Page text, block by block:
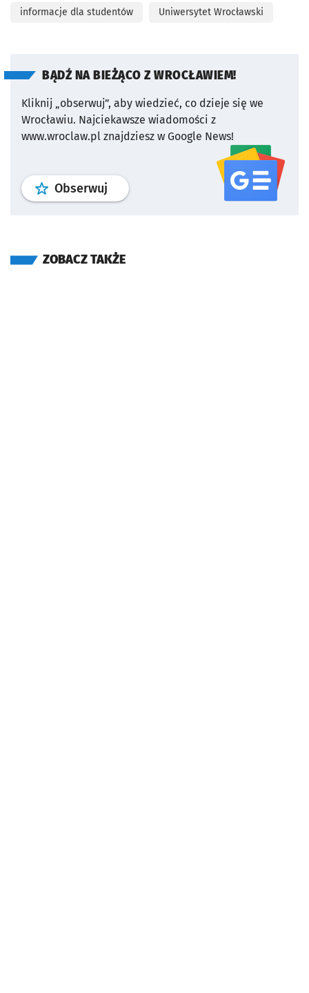
informacje dla studentów Uniwersytet Wrocławski
BĄDŹ NA BIEŻĄCO Z WROCŁAWIEM!
Kliknij „obserwuj”, aby wiedzieć, co dzieje się we
Wrocławiu. Najciekawsze wiadomości z
www.wroclaw.pl znajdziesz w Google News!
Obserwuj profil serwisu
ZOBACZ TAKŻE